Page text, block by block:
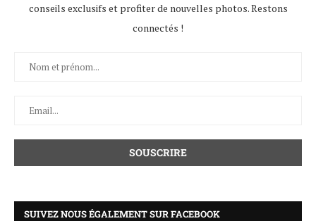
conseils exclusifs et profiter de nouvelles photos. Restons
connectés !
SUIVEZ NOUS ÉGALEMENT SUR FACEBOOK